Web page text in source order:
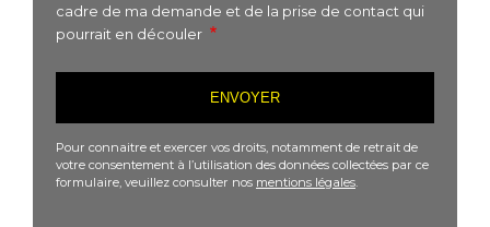
cadre de ma demande et de la prise de contact qui
pourrait en découler
Pour connaitre et exercer vos droits, notamment de retrait de
votre consentement à l’utilisation des données collectées par ce
formulaire, veuillez consulter nos mentions légales